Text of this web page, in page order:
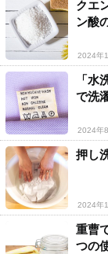
クエ
ン酸
2024年
「水
で洗
2024年
押し
2024年
重曹
つの